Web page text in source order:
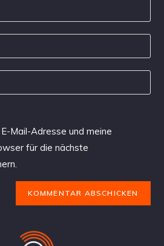
Mail-Adresse und meine
für die nächste